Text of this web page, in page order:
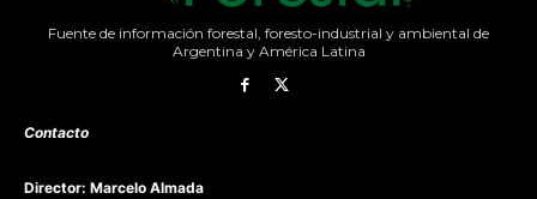
Fuente de información forestal, foresto-industrial y ambiental de
Argentina y América Latina
Contacto
Director: Marcelo Almada